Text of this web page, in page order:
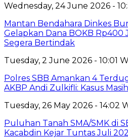
Wednesday, 24 June 2026 -
Mantan Bendahara Dinkes
Gelapkan Dana BOKB Rp400
Segera Bertindak
Tuesday, 2 June 2026 - 10:01
Polres SBB Amankan 4
AKBP Andi Zulkifli: Kasus
Tuesday, 26 May 2026 - 14:02
Puluhan Tanah SMA/SMK di
Kacabdin Kejar Tuntas Juli